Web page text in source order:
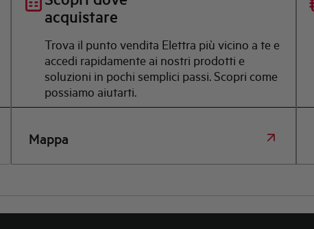
acquistare
Trova il punto vendita Elettra più vicino a te e
accedi rapidamente ai nostri prodotti e
soluzioni in pochi semplici passi. Scopri come
possiamo aiutarti.
Mappa